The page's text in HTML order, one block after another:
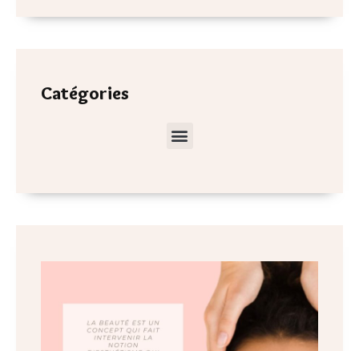
Catégories